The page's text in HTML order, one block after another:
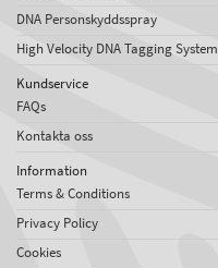
DNA Personskyddsspray
High Velocity DNA Tagging System
Kundservice
FAQs
Kontakta oss
Information
Terms & Conditions
Privacy Policy
Cookies